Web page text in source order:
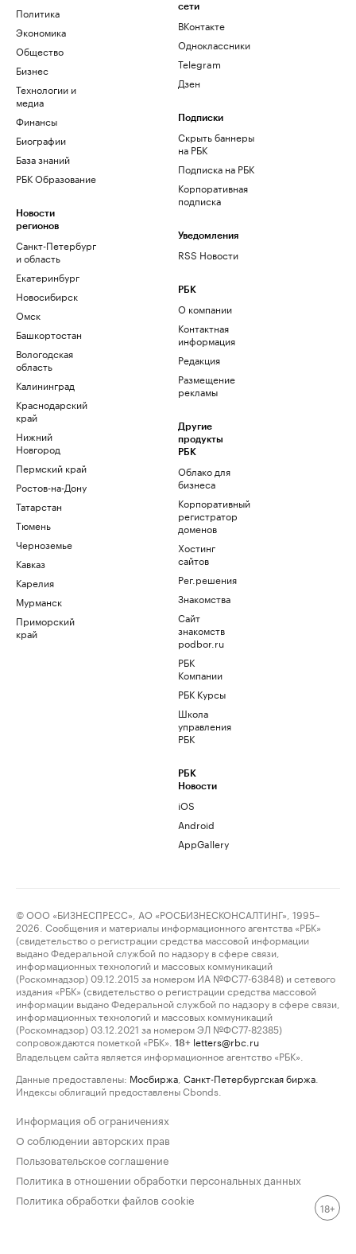
Политика
Экономика
Общество
Бизнес
Технологии и
медиа
Финансы
Биографии
База знаний
РБК Образование
Новости
регионов
Санкт-Петербург
и область
Екатеринбург
Новосибирск
Омск
Башкортостан
Вологодская
область
Калининград
Краснодарский
край
Нижний
Новгород
Пермский край
Ростов-на-Дону
Татарстан
Тюмень
Черноземье
Кавказ
Карелия
Мурманск
Приморский
край
сети
ВКонтакте
Одноклассники
Telegram
Дзен
Подписки
Скрыть баннеры
на РБК
Подписка на РБК
Корпоративная
подписка
Уведомления
RSS Новости
РБК
О компании
Контактная
информация
Редакция
Размещение
рекламы
Другие
продукты
РБК
Облако для
бизнеса
Корпоративный
регистратор
доменов
Хостинг
сайтов
Рег.решения
Знакомства
Сайт
знакомств
podbor.ru
РБК
Компании
РБК Курсы
Школа
управления
РБК
РБК
Новости
iOS
Android
AppGallery
© ООО «БИЗНЕСПРЕСС», АО «РОСБИЗНЕСКОНСАЛТИНГ», 1995–
2026. Сообщения и материалы информационного агентства «РБК»
(свидетельство о регистрации средства массовой информации
выдано Федеральной службой по надзору в сфере связи,
информационных технологий и массовых коммуникаций
(Роскомнадзор) 09.12.2015 за номером ИА №ФС77-63848) и сетевого
издания «РБК» (свидетельство о регистрации средства массовой
информации выдано Федеральной службой по надзору в сфере связи,
информационных технологий и массовых коммуникаций
(Роскомнадзор) 03.12.2021 за номером ЭЛ №ФС77-82385)
сопровождаются пометкой «РБК».
18+ letters@rbc.ru
Владельцем сайта является информационное агентство «РБК».
Данные предоставлены: Мосбиржа Санкт-Петербургская биржа
Индексы облигаций предоставлены Cbonds.
Информация об ограничениях
О соблюдении авторских прав
Пользовательское соглашение
Политика в отношении обработки персональных данных
Политика обработки файлов cookie
18+